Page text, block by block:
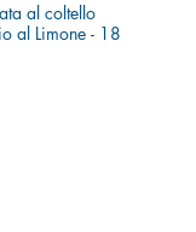
al coltello
al Limone - 18